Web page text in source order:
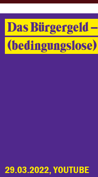
Das Bürgergeld
29.03.2022, YOUTUBE